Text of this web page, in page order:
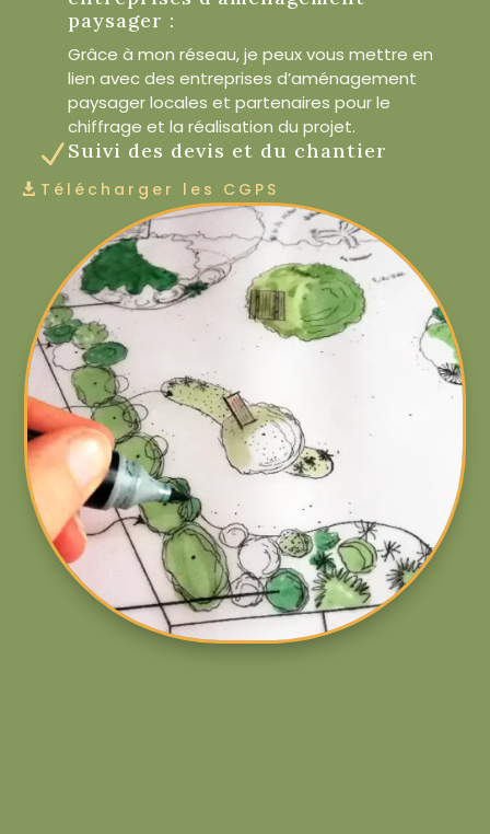
paysager :
Grâce à mon réseau, je peux vous mettre en
lien avec des entreprises d’aménagement
paysager locales et partenaires pour le
chiffrage et la réalisation du projet.
NSuivi des devis et du chantier
Télécharger les CGPS